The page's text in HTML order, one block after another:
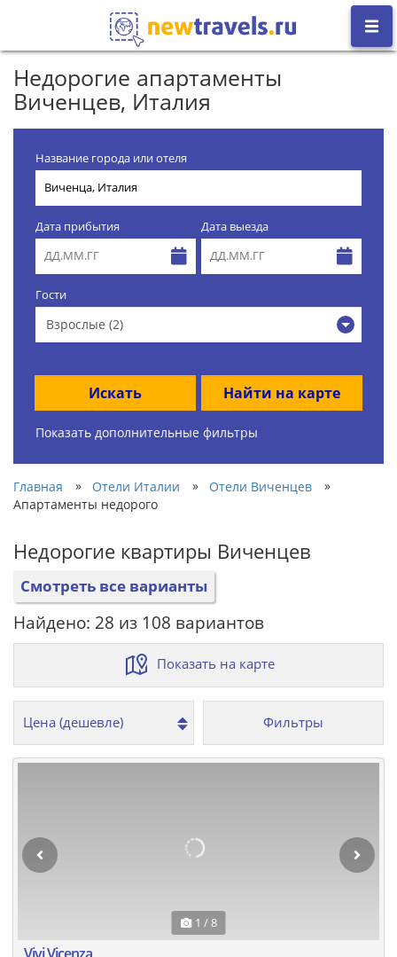
Недорогие апартаменты
Виченцев, Италия
Название города или отеля
Дата прибытия Дата выезда
Гости
Взрослые (2)
Искать Найти на карте
Показать дополнительные фильтры
Главная » Отели Италии » Отели Виченцев
»
Апартаменты недорого
Недорогие квартиры Виченцев
Смотреть все варианты
Найдено: 28 из 108 вариантов
Показать на карте
Фильтры
1 / 8
Vivi Vicenza